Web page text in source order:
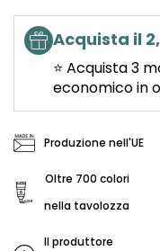
Acquista il
⭐ Acquista 3
economico in
Produzione nell'UE
Oltre 700 colori
nella tavolozza
Il produttore